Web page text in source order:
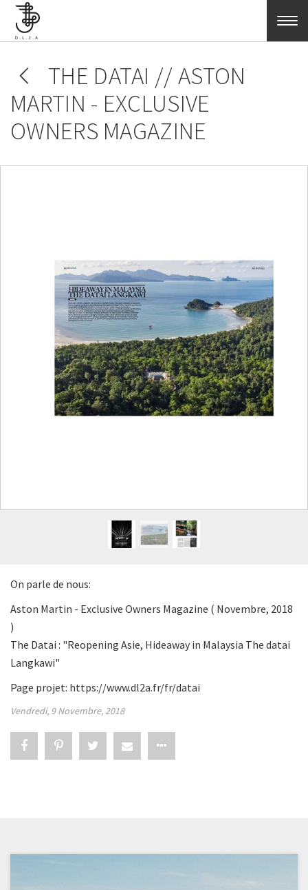
Aller au contenu principal
THE DATAI // ASTON
MARTIN - EXCLUSIVE
OWNERS MAGAZINE
On parle de nous:
Aston Martin - Exclusive Owners Magazine ( Novembre, 2018
)
The Datai : "Reopening Asie, Hideaway in Malaysia The datai
Langkawi"
Page projet: https://www.dl2a.fr/fr/datai
Vendredi, 9 Novembre, 2018